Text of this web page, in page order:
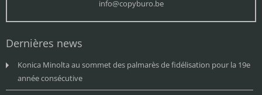
info@copyburo.be
Dernières news
Konica Minolta au sommet des palmarès de fidélisation pour la 19e
année consécutive